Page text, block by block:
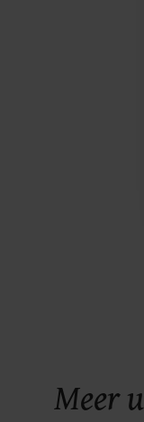
Meer